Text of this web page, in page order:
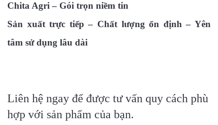
Chita Agri – Gói trọn niềm tin
Sản xuất trực tiếp – Chất lượng ổn định – Yên
tâm sử dụng lâu dài
Liên hệ ngay để được tư vấn quy cách phù
hợp với sản phẩm của bạn.